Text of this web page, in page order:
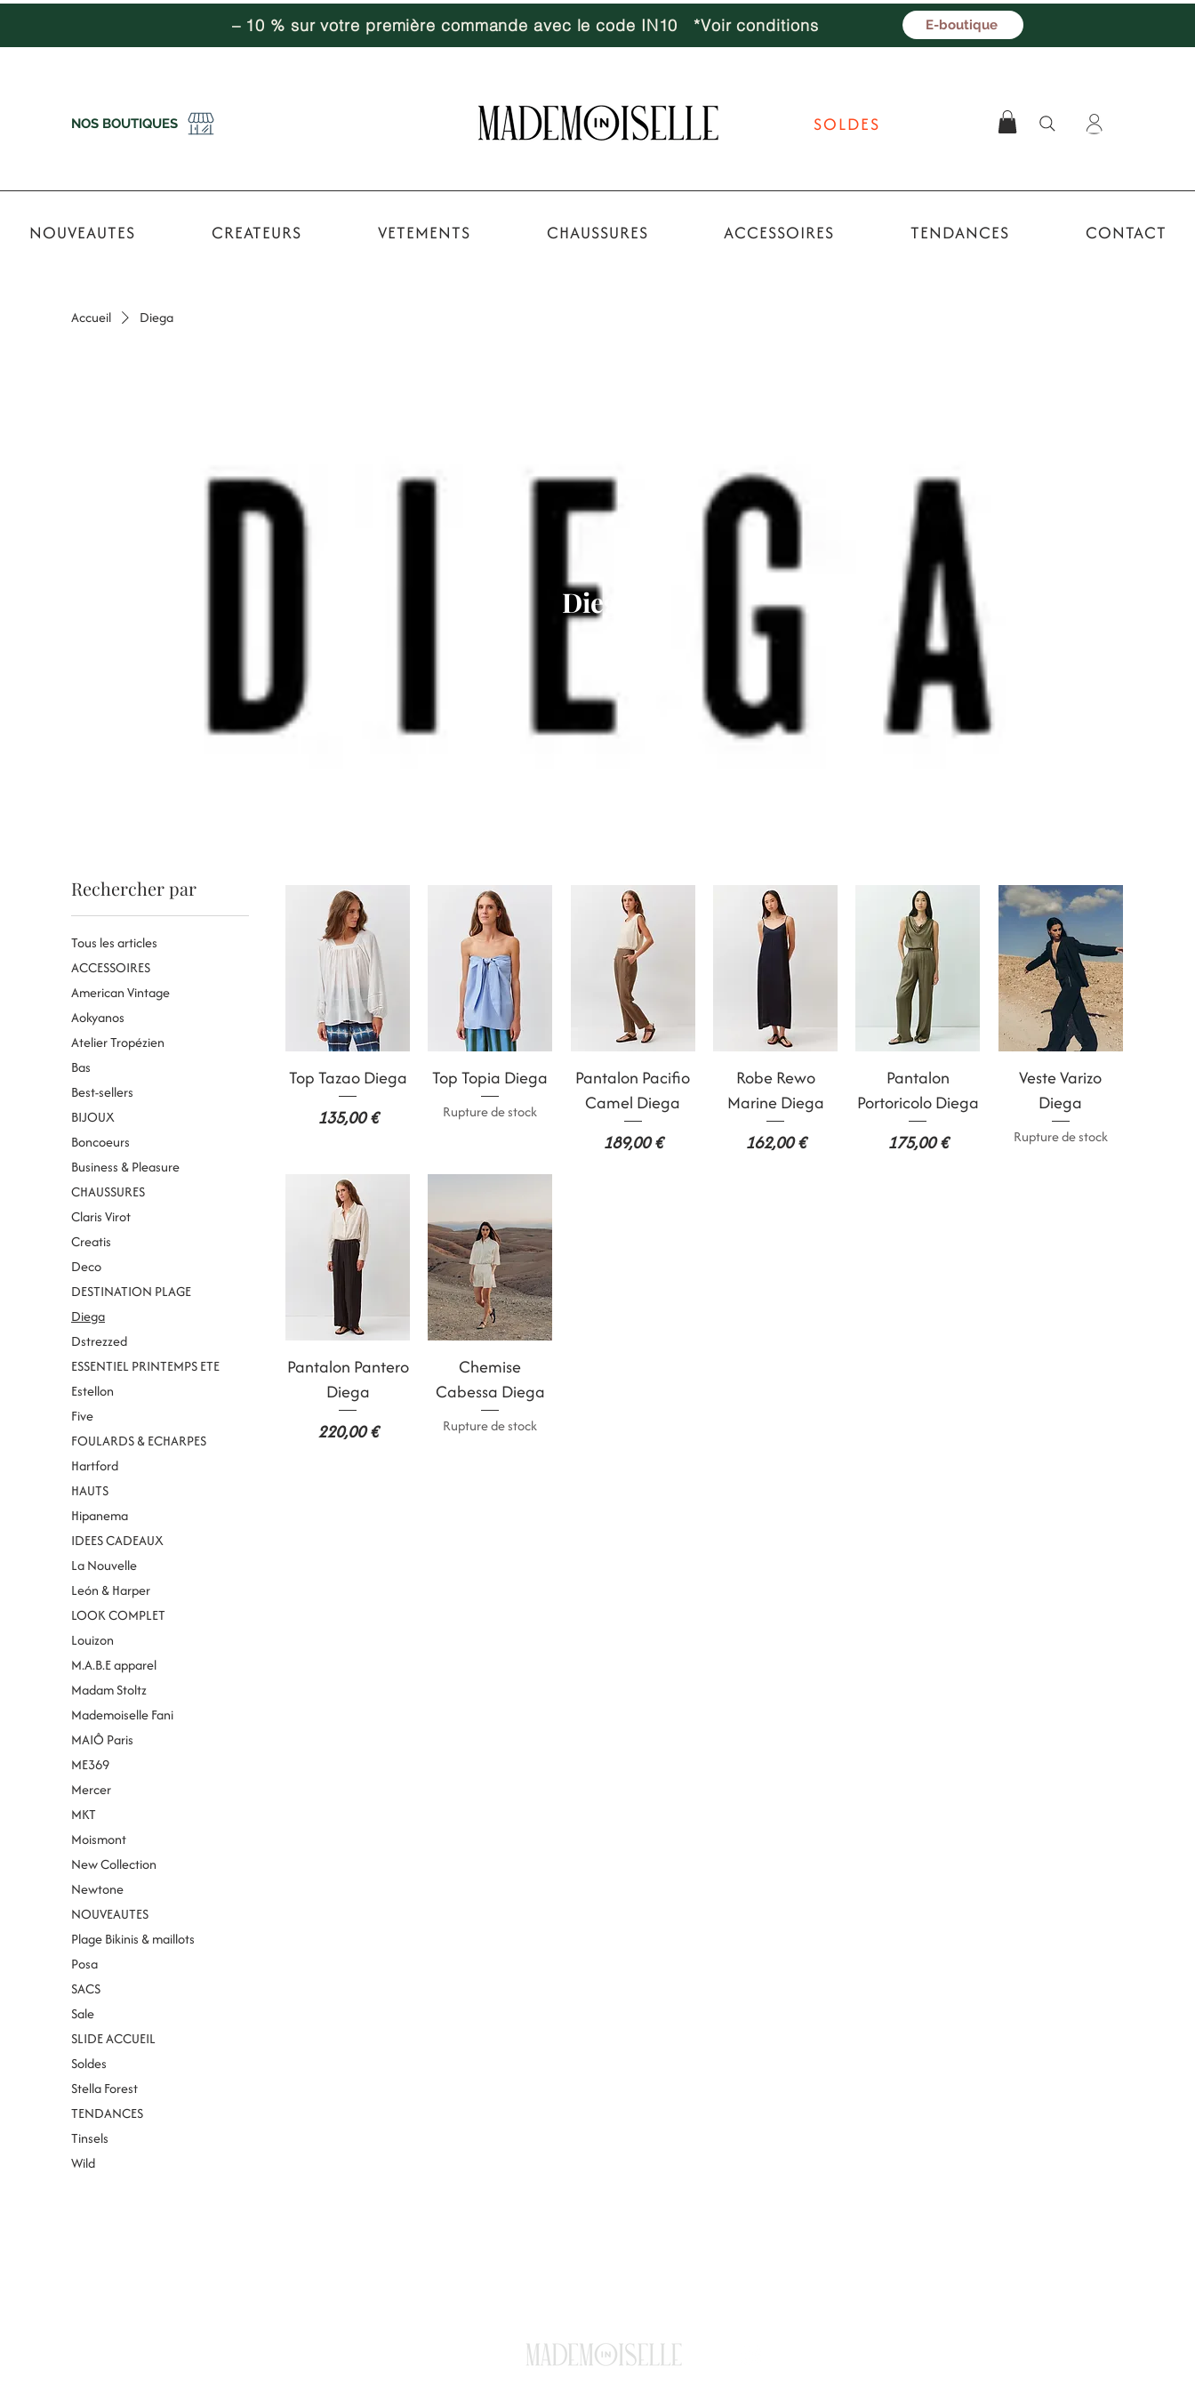
– 10 % sur votre première commande avec le code IN10 *Voir conditions E-boutique
NOS BOUTIQUES SOLDES
NOUVEAUTES CREATEURS VETEMENTS CHAUSSURES ACCESSOIRES TENDANCES CONTACT
Accueil Diega
Diega
Rechercher par
Tous les articles
ACCESSOIRES
American Vintage
Aokyanos
Atelier Tropézien
Bas
Best-sellers
BIJOUX
Boncoeurs
Business & Pleasure
CHAUSSURES
Claris Virot
Creatis
Deco
DESTINATION PLAGE
Diega
Dstrezzed
ESSENTIEL PRINTEMPS ETE
Estellon
Five
FOULARDS & ECHARPES
Hartford
HAUTS
Hipanema
IDEES CADEAUX
La Nouvelle
León & Harper
LOOK COMPLET
Louizon
M.A.B.E apparel
Madam Stoltz
Mademoiselle Fani
MAIÔ Paris
ME369
Mercer
MKT
Moismont
New Collection
Newtone
NOUVEAUTES
Plage Bikinis & maillots
Posa
SACS
Sale
SLIDE ACCUEIL
Soldes
Stella Forest
TENDANCES
Tinsels
Wild
Aperçu rapide
Top Tazao Diega
Prix
135,00 €
Aperçu rapide
Top Topia Diega
Rupture de stock
Aperçu rapide
Pantalon Pacifio
Camel Diega
Prix
189,00 €
Aperçu rapide
Robe Rewo
Marine Diega
Prix
162,00 €
Aperçu rapide
Pantalon
Portoricolo Diega
Prix
175,00 €
Aperçu rapide
Veste Varizo
Diega
Rupture de stock
Aperçu rapide
Pantalon Pantero
Diega
Prix
220,00 €
Aperçu rapide
Chemise
Cabessa Diega
Rupture de stock